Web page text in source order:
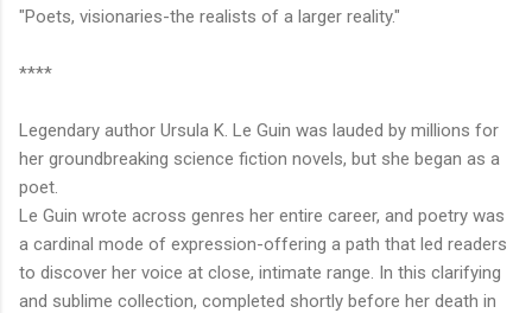
"Poets, visionaries-the realists of a larger reality."
****
Legendary author Ursula K. Le Guin was lauded by millions for
her groundbreaking science fiction novels, but she began as a
poet.
Le Guin wrote across genres her entire career, and poetry was
a cardinal mode of expression-offering a path that led readers
to discover her voice at close, intimate range. In this clarifying
and sublime collection, completed shortly before her death in